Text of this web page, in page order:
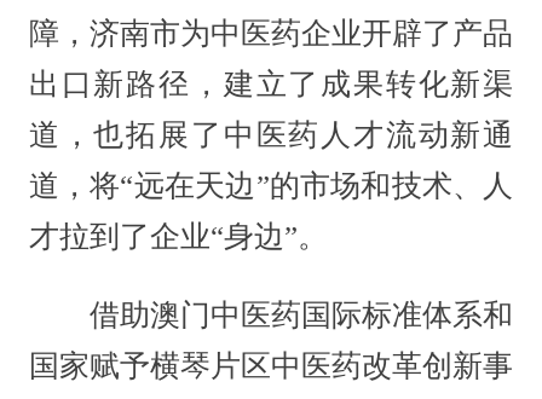
障，济南市为中医药企业开辟了产品
出口新路径，建立了成果转化新渠
道，也拓展了中医药人才流动新通
道，将“远在天边”的市场和技术、人
才拉到了企业“身边”。
借助澳门中医药国际标准体系和
国家赋予横琴片区中医药改革创新事